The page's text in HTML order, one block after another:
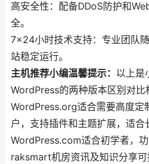
高安全性：配备DDoS防护和
全。
7×24小时技术支持：专业团队
站稳定运行。
主机推荐小编温馨提示： 以上是
WordPress的两种版本区别对比
WordPress.org适合需要高度定
户，支持插件和主题扩展，适合
WordPress.com适合初学者，
raksmart机房资讯及知识分享